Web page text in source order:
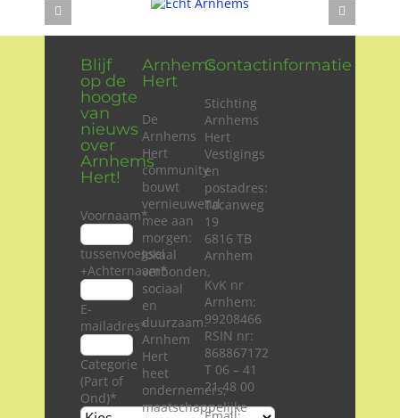
Blijf
op de
hoogte
van
nieuws
over
Arnhems
Hert!
Voornaam*
tussenvoegsel
+Achternaam*
E-
mailadres*
Categorie
(Part of
Ond)*
Arnhems
Hert
De
Arnhems
Hert
community
bouwt
vernieuwend
mee aan
morgen:
lokaal
verbonden,
sociaal
en
duurzaam.
Arnhem
Hert
heet
ondernemers,
maatschappelijke
Contactinformatie
Stichting
Arnhems
Hert
Vestigings
en
postadres:
Tacanweg
19
6816 TB
Arnhem
KvK nr
Arnhem:
99208466
RSIN nr:
868867172
T 06 – 41
21 48 00